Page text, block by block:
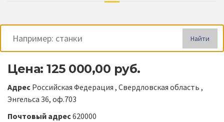
Найти
Цена: 125 000,00 руб.
Адрес Российская Федерация , Свердловская область ,
Энгельса 36, оф.703
Почтовый адрес620000